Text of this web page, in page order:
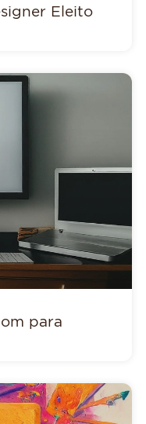
Eleito
para